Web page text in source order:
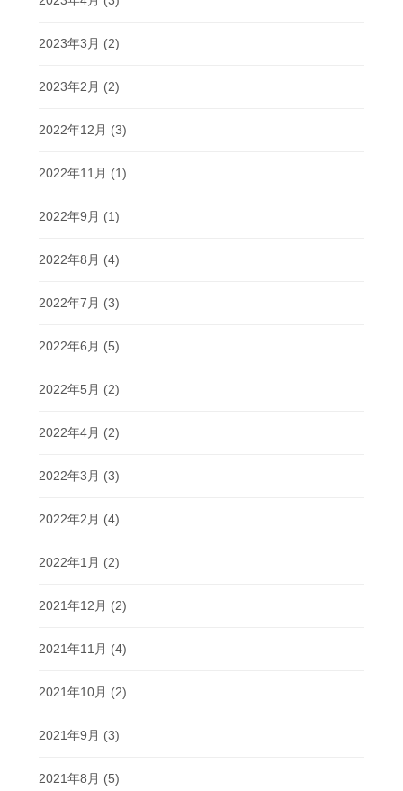
2023年3月 (2)
2023年2月 (2)
2022年12月 (3)
2022年11月 (1)
2022年9月 (1)
2022年8月 (4)
2022年7月 (3)
2022年6月 (5)
2022年5月 (2)
2022年4月 (2)
2022年3月 (3)
2022年2月 (4)
2022年1月 (2)
2021年12月 (2)
2021年11月 (4)
2021年10月 (2)
2021年9月 (3)
2021年8月 (5)